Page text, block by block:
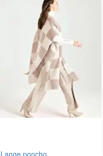
Lange poncho